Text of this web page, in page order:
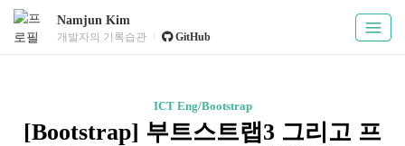
Namjun Kim
개발자의 기록습관 GitHub
ICT Eng/Bootstrap
[Bootstrap] 부트스트랩3 그리고 프